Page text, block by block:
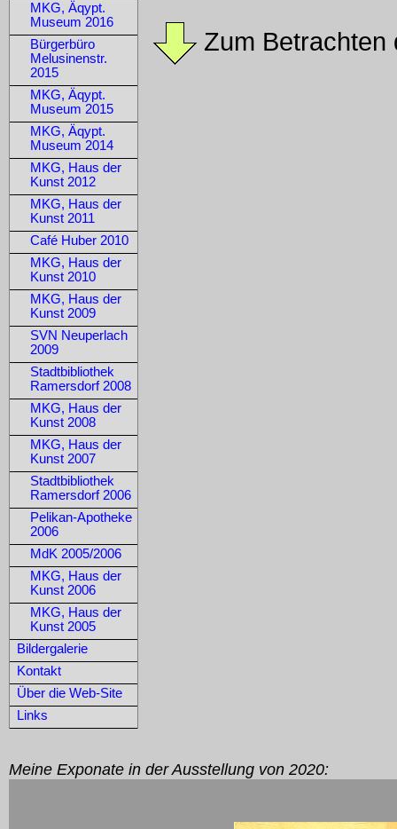
MKG, Äqypt.
Museum 2016
Bürgerbüro
Melusinenstr.
2015
MKG, Äqypt.
Museum 2015
MKG, Äqypt.
Museum 2014
MKG, Haus der
Kunst 2012
MKG, Haus der
Kunst 2011
Café Huber 2010
MKG, Haus der
Kunst 2010
MKG, Haus der
Kunst 2009
SVN Neuperlach
2009
Stadtbibliothek
Ramersdorf 2008
MKG, Haus der
Kunst 2008
MKG, Haus der
Kunst 2007
Stadtbibliothek
Ramersdorf 2006
Pelikan-Apotheke
2006
MdK 2005/2006
MKG, Haus der
Kunst 2006
MKG, Haus der
Kunst 2005
Bildergalerie
Kontakt
Über die Web-Site
Links
Zum
Meine Exponate in der Ausstellung von 2020: